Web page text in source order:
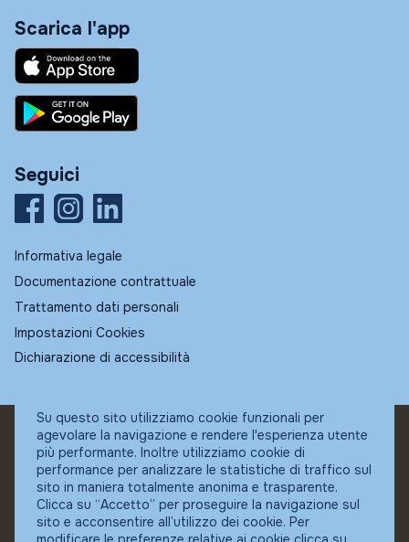
Scarica l'app
Seguici
Informativa legale
Documentazione contrattuale
Trattamento dati personali
Impostazioni Cookies
Dichiarazione di accessibilità
© Fundstore
Collocatore autorizzato:
Banca Ifigest SpA
P.Iva: 04337180485
Su questo sito utilizziamo cookie funzionali per
agevolare la navigazione e rendere l'esperienza utente
più performante. Inoltre utilizziamo cookie di
performance per analizzare le statistiche di traffico sul
sito in maniera totalmente anonima e trasparente.
Clicca su “Accetto” per proseguire la navigazione sul
sito e acconsentire all’utilizzo dei cookie. Per